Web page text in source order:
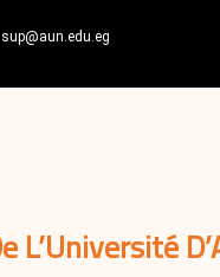
sup@aun.edu.eg
L’Université